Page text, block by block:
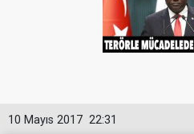
22:31
10 Mayıs 2017